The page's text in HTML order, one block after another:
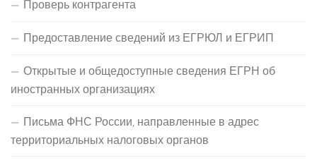
Проверь контрагента
Предоставление сведений из ЕГРЮЛ и ЕГРИП
Открытые и общедоступные сведения ЕГРН об
иностранных организациях
Письма ФНС России, направленные в адрес
территориальных налоговых органов